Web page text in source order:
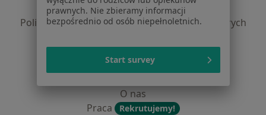
Polityka prywatności profesjonalistów
Polityka prywatności dla profesjonalistów, których
Polityka cookies
Jak działają wyniki wyszukiwania
O nas
Praca
Rekrutujemy!
prawnych. Nie zbieramy informacji
bezpośrednio od osób niepełnoletnich.
Start survey